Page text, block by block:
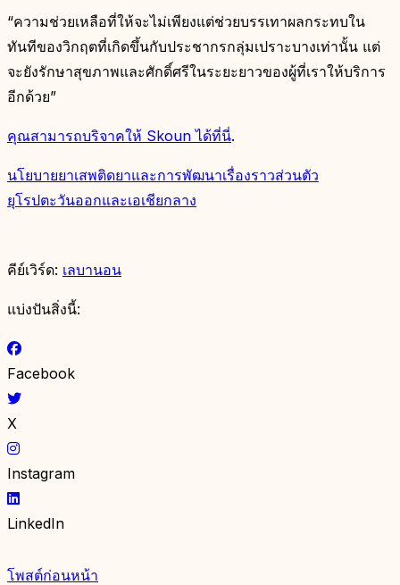
“ความช่วยเหลือที่ให้จะไม่เพียงแต่ช่วยบรรเทาผลกระทบใน
ทันทีของวิกฤตที่เกิดขึ้นกับประชากรกลุ่มเปราะบางเท่านั้น แต่
จะยังรักษาสุขภาพและศักดิ์ศรีในระยะยาวของผู้ที่เราให้บริการ
อีกด้วย”
คุณสามารถบริจาคให้ Skoun ได้ที่นี่.
นโยบายยาเสพติดยาและการพัฒนาเรื่องราวส่วนตัว
ยุโรปตะวันออกและเอเชียกลาง
คีย์เวิร์ด: เลบานอน
แบ่งปันสิ่งนี้:
Facebook
X
Instagram
LinkedIn
โพสต์ก่อนหน้า